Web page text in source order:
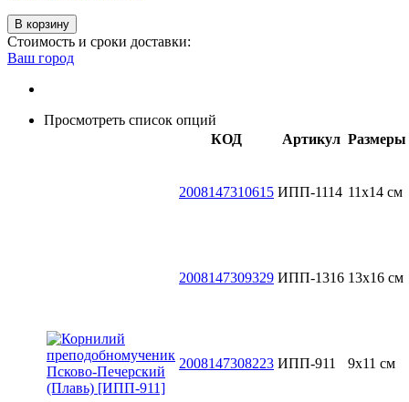
В корзину
Стоимость и сроки доставки:
Ваш город
Просмотреть список опций
КОД
Артикул Размеры
2008147310615 ИПП-1114 11х14 см
2008147309329 ИПП-1316 13x16 см
2008147308223 ИПП-911 9х11 см